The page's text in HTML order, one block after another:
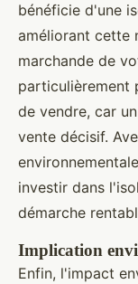
bénéficie d'une
améliorant cette
marchande de
particulièrement
de vendre, car
vente décisif.
investir dans
démarche
Implication
Enfin, l'impact